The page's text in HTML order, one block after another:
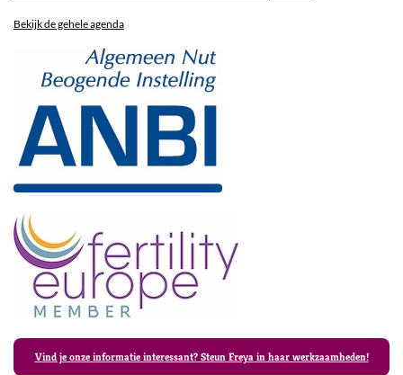
Bekijk de gehele agenda
Vind je onze informatie interessant? Steun Freya in haar werkzaamheden!